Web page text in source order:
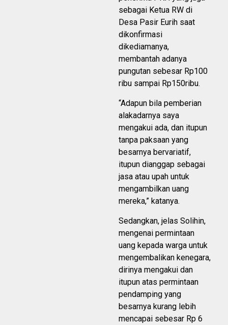
sebagai Ketua RW di
Desa Pasir Eurih saat
dikonfirmasi
dikediamanya,
membantah adanya
pungutan sebesar Rp100
ribu sampai Rp150ribu.
“Adapun bila pemberian
alakadarnya saya
mengakui ada, dan itupun
tanpa paksaan yang
besarnya bervariatif,
itupun dianggap sebagai
jasa atau upah untuk
mengambilkan uang
mereka,” katanya.
Sedangkan, jelas Solihin,
mengenai permintaan
uang kepada warga untuk
mengembalikan kenegara,
dirinya mengakui dan
itupun atas permintaan
pendamping yang
besarnya kurang lebih
mencapai sebesar Rp 6